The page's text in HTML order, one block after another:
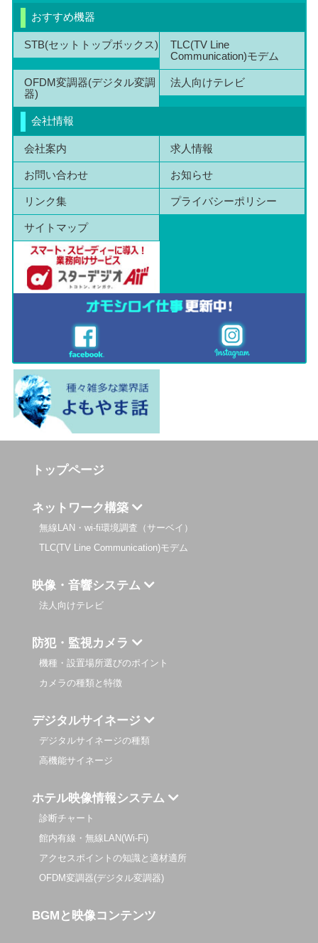
おすすめ機器
STB(セットトップボックス)
TLC(TV Line
Communication)モデム
OFDM変調器(デジタル変調
器)
法人向けテレビ
会社情報
会社案内 求人情報
お問い合わせ お知らせ
リンク集 プライバシーポリシー
サイトマップ
トップページ
ネットワーク構築
無線LAN・wi-fi環境調査（サーベイ）
TLC(TV Line Communication)モデム
映像・音響システム
法人向けテレビ
防犯・監視カメラ
機種・設置場所選びのポイント
カメラの種類と特徴
デジタルサイネージ
デジタルサイネージの種類
高機能サイネージ
ホテル映像情報システム
診断チャート
館内有線・無線LAN(Wi-Fi)
アクセスポイントの知識と適材適所
OFDM変調器(デジタル変調器)
BGMと映像コンテンツ